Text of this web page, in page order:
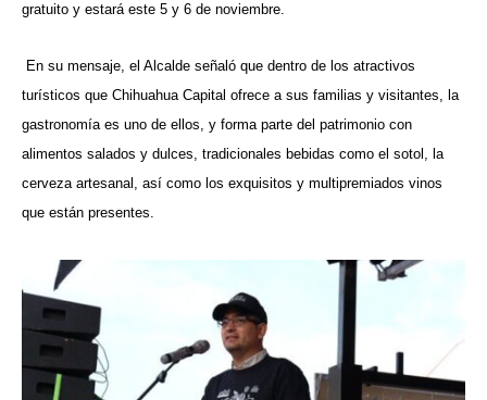
gratuito y estará este 5 y 6 de noviembre.
En su mensaje, el Alcalde señaló que dentro de los atractivos
turísticos que Chihuahua Capital ofrece a sus familias y visitantes, la
gastronomía es uno de ellos, y forma parte del patrimonio con
alimentos salados y dulces, tradicionales bebidas como el sotol, la
cerveza artesanal, así como los exquisitos y multipremiados vinos
que están presentes.